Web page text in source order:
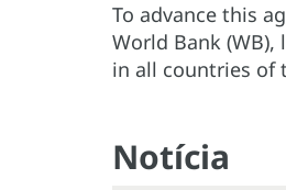
To advance this
World Bank
in all countries of
Notícia